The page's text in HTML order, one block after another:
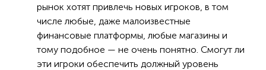
рынок хотят привлечь новых игроков, в том
числе любые, даже малоизвестные
финансовые платформы, любые магазины и
тому подобное — не очень понятно. Смогут ли
эти игроки обеспечить должный уровень